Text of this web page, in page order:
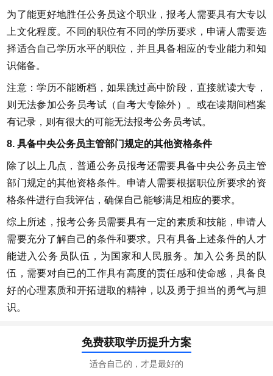
为了能更好地胜任公务员这个职业，报考人需要具有大专以
上文化程度。不同的职位有不同的学历要求，申请人需要选
择适合自己学历水平的职位，并且具备相应的专业能力和知
识储备。
注意：学历不能断档，如果跳过高中阶段，直接就读大专，
则无法参加公务员考试（自考大专除外）。或在读期间档案
有记录，则有很大的可能无法报考公务员考试。
8. 具备中央公务员主管部门规定的其他资格条件
除了以上几点，普通公务员报考还需要具备中央公务员主管
部门规定的其他资格条件。申请人需要根据职位所要求的资
格条件进行自我评估，确保自己能够满足相应的要求。
综上所述，报考公务员需要具有一定的素质和技能，申请人
需要充分了解自己的条件和要求。只有具备上述条件的人才
能进入公务员队伍，为国家和人民服务。加入公务员的队
伍，需要对自已的工作具有高度的责任感和使命感，具备良
好的心理素质和开拓进取的精神，以及勇于担当的勇气与胆
识。
免费获取学历提升方案
适合自己的，才是最好的